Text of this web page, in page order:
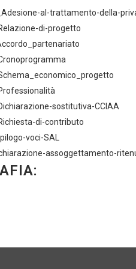
al-trattamento-della-
di-progetto
sostitutiva-CCIAA
di-contributo
voci-SAL
assoggettamento-